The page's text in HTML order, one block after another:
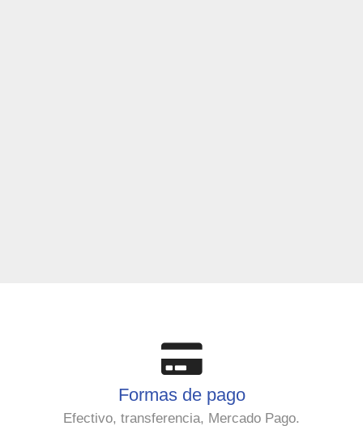
Formas de pago
Efectivo, transferencia, Mercado Pago.